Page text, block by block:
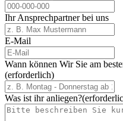
Ihr Ansprechpartner bei uns
E-Mail
Wann können Wir Sie am
(erforderlich)
Was ist ihr anliegen?